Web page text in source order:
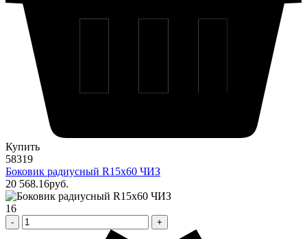
Купить
58319
Боковик радиусный R15х60 ЧИЗ
20 568.16pуб.
16